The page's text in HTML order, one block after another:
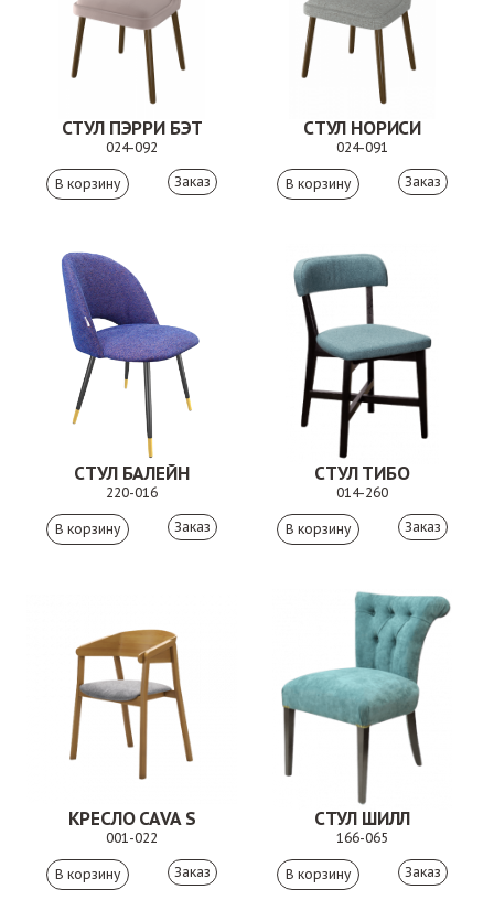
СТУЛ ПЭРРИ БЭТ
024-092
Заказ
СТУЛ НОРИСИ
024-091
Заказ
СТУЛ БАЛЕЙН
220-016
Заказ
СТУЛ ТИБО
014-260
Заказ
КРЕСЛО CAVA S
001-022
Заказ
СТУЛ ШИЛЛ
166-065
Заказ